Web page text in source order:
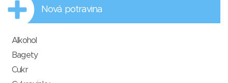
Nová potravina
Alkohol
Bagety
Cukr